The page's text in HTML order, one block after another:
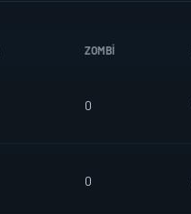
ZOMBI
0
0